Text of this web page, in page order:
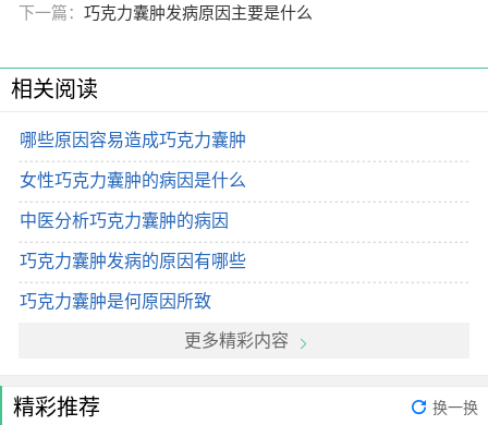
下一篇： 巧克力囊肿发病原因主要是什么
相关阅读
哪些原因容易造成巧克力囊肿
女性巧克力囊肿的病因是什么
中医分析巧克力囊肿的病因
巧克力囊肿发病的原因有哪些
巧克力囊肿是何原因所致
更多精彩内容
精彩推荐 换一换